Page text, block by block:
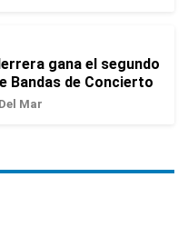
gana el segundo
Bandas de Concierto
Mar